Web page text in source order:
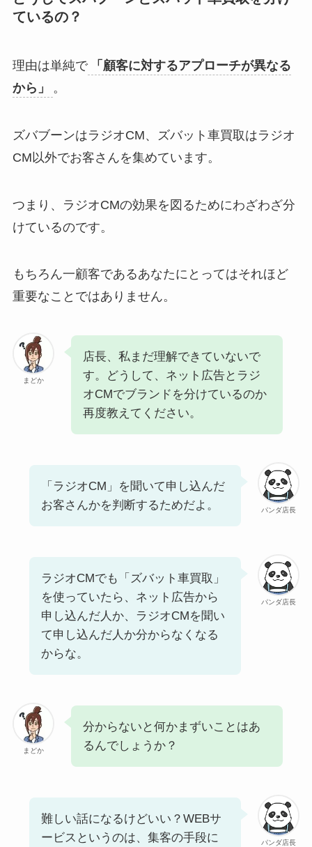
ているの？
理由は単純で
「顧客に対するアプローチが異なる
から」
。
ズバブーンはラジオCM、ズバット車買取はラジオ
CM以外でお客さんを集めています。
つまり、ラジオCMの効果を図るためにわざわざ分
けているのです。
もちろん一顧客であるあなたにとってはそれほど
重要なことではありません。
まどか
店長、私まだ理解できていないで
す。どうして、ネット広告とラジ
オCMでブランドを分けているのか
再度教えてください。
パンダ店長
「ラジオCM」を聞いて申し込んだ
お客さんかを判断するためだよ。
パンダ店長
ラジオCMでも「ズバット車買取」
を使っていたら、ネット広告から
申し込んだ人か、ラジオCMを聞い
て申し込んだ人か分からなくなる
からな。
まどか
分からないと何かまずいことはあ
るんでしょうか？
パンダ店長
難しい話になるけどいい？WEBサ
ービスというのは、集客の手段に